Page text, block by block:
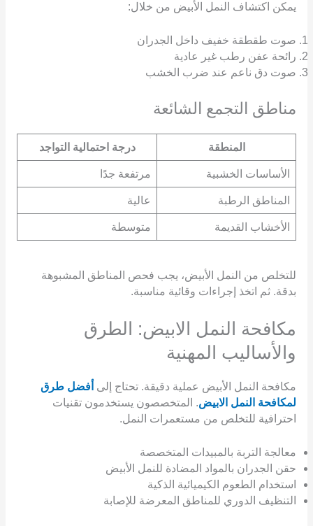
يمكن اكتشاف النمل الأبيض من خلال:
صوت طقطقة خفيف داخل الجدران
رائحة عفن رطب غير عادية
صوت دق ناعم عند ضرب الخشب
مناطق التجمع الشائعة
المنطقة درجة احتمالية التواجد
الأساسات الخشبية مرتفعة جدًا
المناطق الرطبة عالية
الأخشاب القديمة متوسطة
للتخلص من النمل الأبيض، يجب فحص المناطق المشبوهة
بدقة. ثم اتخذ إجراءات وقائية مناسبة.
مكافحة النمل الابيض: الطرق
والأساليب المهنية
مكافحة النمل الأبيض عملية دقيقة. تحتاج إلى أفضل طرق
لمكافحة النمل الابيض. المتخصصون يستخدمون تقنيات
احترافية للتخلص من مستعمرات النمل.
معالجة التربة بالمبيدات المتخصصة
حقن الجدران بالمواد المضادة للنمل الأبيض
استخدام الطعوم الكيميائية الذكية
التنظيف الدوري للمناطق المعرضة للإصابة